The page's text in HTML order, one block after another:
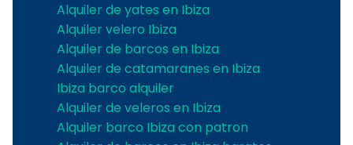
Alquiler de yates en Ibiza
Alquiler velero Ibiza
Alquiler de barcos en Ibiza
Alquiler de catamaranes en Ibiza
Ibiza barco alquiler
Alquiler de veleros en Ibiza
Alquiler barco Ibiza con patron